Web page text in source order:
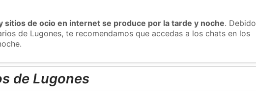
sitios de ocio en internet se produce por la tarde y noche. Debido
de Lugones, te recomendamos que accedas a los chats en los
de Lugones